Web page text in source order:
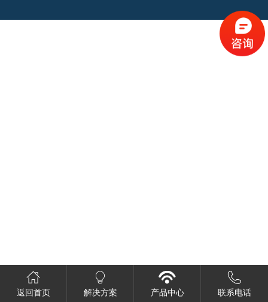
返回首页 解决方案 产品中心 联系电话